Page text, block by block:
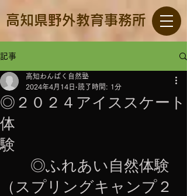
高知県野外教育事務所
記事
◎２０２４アイススケート
体
験
◎ふれあい自然体験
（スプリングキャンプ２
高知わんぱく自然塾
2024年4月14日 読了時間: 1分